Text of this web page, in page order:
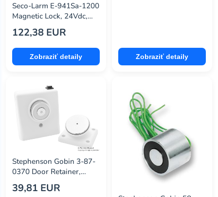
Seco-Larm E-941Sa-1200
Magnetic Lock, 24Vdc,
3A, 1200Lb
122,38 EUR
Zobraziť detaily Zobraziť detaily
Stephenson Gobin 3-87-
0370 Door Retainer,
24Vdc
39,81 EUR